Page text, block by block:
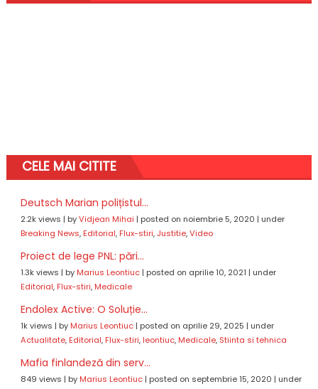
CELE MAI CITITE
Deutsch Marian polițistul...
2.2k views | byVidjean Mihai | posted on noiembrie 5, 2020 | under
Breaking News, Editorial, Flux-stiri,Justitie,Video
Proiect de lege PNL: pări...
1.3k views | by Marius Leontiuc| posted on aprilie 10, 2021 | under
Editorial, Flux-stiri, Medicale
Endolex Active: O Soluție...
1k views | by Marius Leontiuc| posted on aprilie 29, 2025 | under
Actualitate, Editorial, Flux-stiri, leontiuc, Medicale, Stiinta si tehnica
Mafia finlandeză din serv...
849 views | by Marius Leontiuc| posted on septembrie 15, 2020 | under